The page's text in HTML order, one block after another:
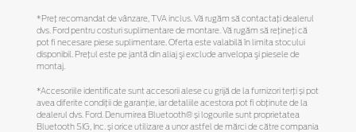
*Preţ recomandat de vânzare, TVA inclus. Vă rugăm să contactaţi dealerul
dvs. Ford pentru costuri suplimentare de montare. Vă rugăm să reţineţi că
pot fi necesare piese suplimentare. Oferta este valabilă în limita stocului
disponibil. Preţul este pe jantă din aliaj şi exclude anvelopa şi piesele de
montaj.
*Accesoriile identificate sunt accesorii alese cu grijă de la furnizori terți și pot
avea diferite condiții de garanție, iar detaliile acestora pot fi obținute de la
dealerul dvs. Ford. Denumirea Bluetooth® și logourile sunt proprietatea
Bluetooth SIG, Inc. și orice utilizare a unor astfel de mărci de către compania